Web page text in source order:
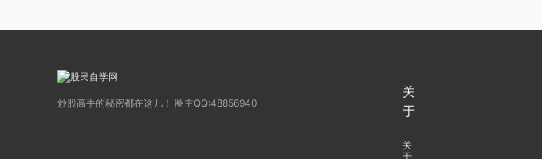
炒股高手的秘密都在这儿！ 圈主QQ:48856940
关
于
关
于